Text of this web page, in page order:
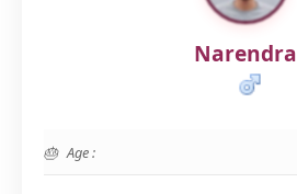
Narendra
Age :